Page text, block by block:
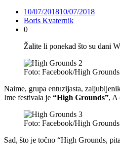
10/07/201810/07/2018
Boris Kvaternik
0
Žalite li ponekad što su dani
Foto: Facebook/High
Naime, grupa entuzijasta,
Ime festivala je “High Grounds”, A
Foto: Facebook/High
Sad, što je točno “High Grounds,